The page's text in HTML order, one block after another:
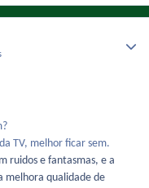
TV, melhor ficar sem.
ruidos e fantasmas, e a
melhora qualidade de